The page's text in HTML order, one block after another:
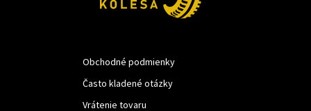
Obchodné podmienky
Často kladené otázky
Vrátenie tovaru